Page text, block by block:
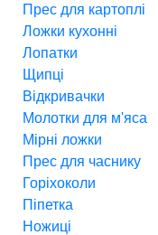
Прес для картоплі
Ложки кухонні
Лопатки
Щипці
Відкривачки
Молотки для м'яса
Мірні ложки
Прес для часнику
Горіхоколи
Піпетка
Ножиці